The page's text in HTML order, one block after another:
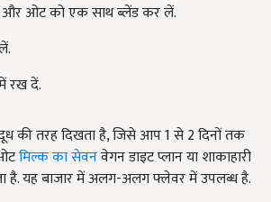
और ओट को एक साथ ब्लेंड कर लें.
रख दें.
की तरह दिखता है, जिसे आप 1 से 2 दिनों तक
मिल्क का सेवनवेगन डाइट प्लान या शाकाहारी
है. यह बाजार में अलग-अलग फ्लेवर में उपलब्ध है.